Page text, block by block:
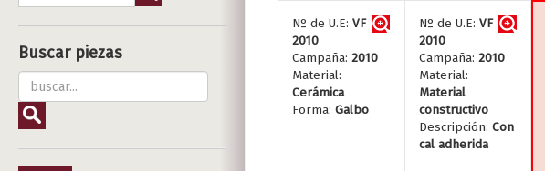
Buscar piezas
Nº de U.E: VF
2010
Campaña: 2010
Material:
Cerámica
Forma: Galbo
Nº de U.E: VF
2010
Campaña: 2010
Material:
Material
constructivo
Descripción: Con
cal adherida